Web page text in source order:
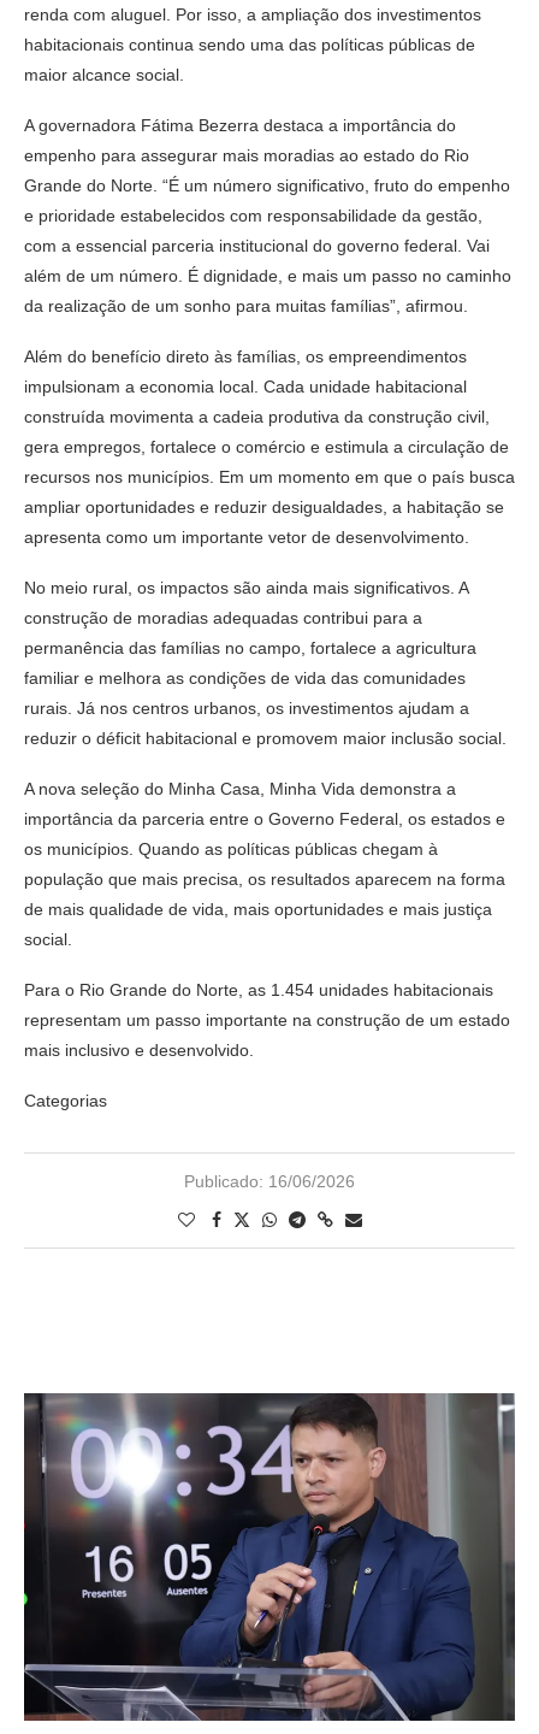
renda com aluguel. Por isso, a ampliação dos investimentos
habitacionais continua sendo uma das políticas públicas de
maior alcance social.
A governadora Fátima Bezerra destaca a importância do
empenho para assegurar mais moradias ao estado do Rio
Grande do Norte. “É um número significativo, fruto do empenho
e prioridade estabelecidos com responsabilidade da gestão,
com a essencial parceria institucional do governo federal. Vai
além de um número. É dignidade, e mais um passo no caminho
da realização de um sonho para muitas famílias”, afirmou.
Além do benefício direto às famílias, os empreendimentos
impulsionam a economia local. Cada unidade habitacional
construída movimenta a cadeia produtiva da construção civil,
gera empregos, fortalece o comércio e estimula a circulação de
recursos nos municípios. Em um momento em que o país busca
ampliar oportunidades e reduzir desigualdades, a habitação se
apresenta como um importante vetor de desenvolvimento.
No meio rural, os impactos são ainda mais significativos. A
construção de moradias adequadas contribui para a
permanência das famílias no campo, fortalece a agricultura
familiar e melhora as condições de vida das comunidades
rurais. Já nos centros urbanos, os investimentos ajudam a
reduzir o déficit habitacional e promovem maior inclusão social.
A nova seleção do Minha Casa, Minha Vida demonstra a
importância da parceria entre o Governo Federal, os estados e
os municípios. Quando as políticas públicas chegam à
população que mais precisa, os resultados aparecem na forma
de mais qualidade de vida, mais oportunidades e mais justiça
social.
Para o Rio Grande do Norte, as 1.454 unidades habitacionais
representam um passo importante na construção de um estado
mais inclusivo e desenvolvido.
Categorias
Publicado: 16/06/2026